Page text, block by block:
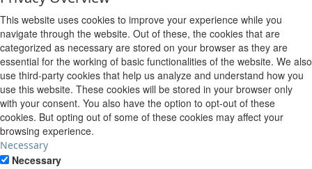
This website uses cookies to improve your experience while you
navigate through the website. Out of these, the cookies that are
categorized as necessary are stored on your browser as they are
essential for the working of basic functionalities of the website. We also
use third-party cookies that help us analyze and understand how you
use this website. These cookies will be stored in your browser only
with your consent. You also have the option to opt-out of these
cookies. But opting out of some of these cookies may affect your
browsing experience.
Necessary
Necessary